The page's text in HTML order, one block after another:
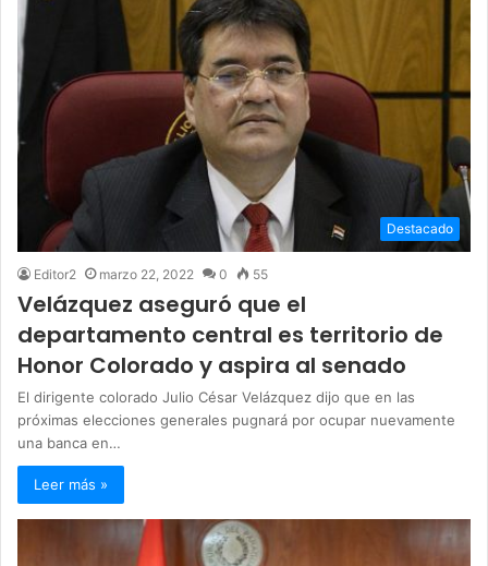
Destacado
Editor2 marzo 22, 2022 0 55
Velázquez aseguró que el
departamento central es territorio de
Honor Colorado y aspira al senado
El dirigente colorado Julio César Velázquez dijo que en las
próximas elecciones generales pugnará por ocupar nuevamente
una banca en…
Leer más »